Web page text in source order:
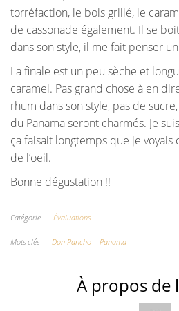
torréfaction, le bois grillé, le
de cassonade également. Il se
dans son style, il me fait penser
La finale est un peu sèche et
caramel. Pas grand chose à en
rhum dans son style, pas de
du Panama seront charmés. Je
ça faisait longtemps que je
de l’oeil.
Bonne dégustation !!
Catégorie Évaluations
Mots-clés Don Pancho Panama
À propos de